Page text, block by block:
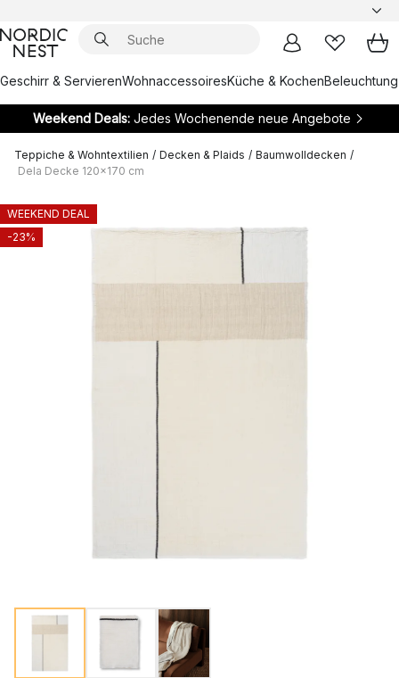
Geschirr & ServierenWohnaccessoiresKüche & KochenBeleuchtung
Weekend Deals:Jedes Wochenende neue Angebote
Teppiche & Wohntextilien / Decken & Plaids / Baumwolldecken /
Dela Decke 120x170 cm
WEEKEND DEAL
-23%